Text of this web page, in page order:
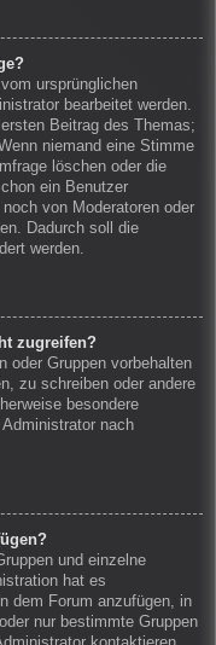
ursprünglichen
bearbeitet werden.
Beitrag des Themas;
niemand eine Stimme
löschen oder die
ein Benutzer
von Moderatoren oder
Dadurch soll die
werden.
zugreifen?
oder Gruppen vorbehalten
zu schreiben oder andere
besondere
nach
und einzelne
hat es
dem Forum anzufügen, in
nur bestimmte Gruppen